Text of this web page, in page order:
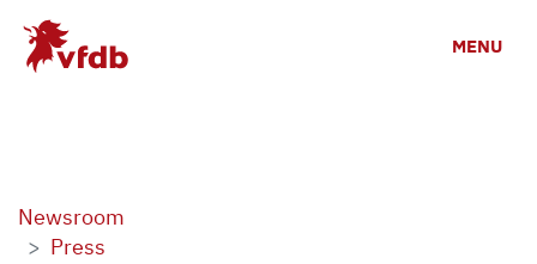
Skip to main content
MENU
Newsroom
Press